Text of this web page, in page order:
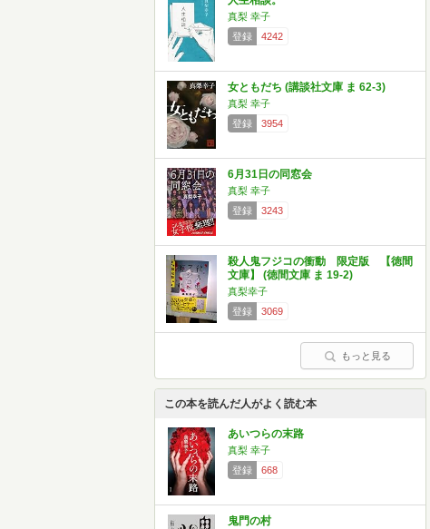
真梨 幸子
登録
4242
女ともだち (講談社文庫 ま 62-3)
真梨 幸子
登録
3954
6月31日の同窓会
真梨 幸子
登録
3243
殺人鬼フジコの衝動 限定版 【徳間
文庫】 (徳間文庫 ま 19-2)
真梨幸子
登録
3069
もっと見る
この本を読んだ人がよく読む本
あいつらの末路
真梨 幸子
登録
668
鬼門の村